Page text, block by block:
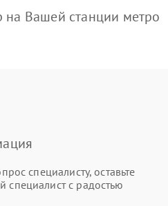
Вашей станции метро
специалисту, оставьте
с радостью